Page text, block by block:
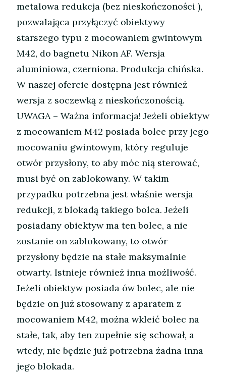
metalowa redukcja (bez nieskończoności ),
pozwalająca przyłączyć obiektywy
starszego typu z mocowaniem gwintowym
M42, do bagnetu Nikon AF. Wersja
aluminiowa, czerniona. Produkcja chińska.
W naszej ofercie dostępna jest również
wersja z soczewką z nieskończonością.
UWAGA – Ważna informacja! Jeżeli obiektyw
z mocowaniem M42 posiada bolec przy jego
mocowaniu gwintowym, który reguluje
otwór przysłony, to aby móc nią sterować,
musi być on zablokowany. W takim
przypadku potrzebna jest właśnie wersja
redukcji, z blokadą takiego bolca. Jeżeli
posiadany obiektyw ma ten bolec, a nie
zostanie on zablokowany, to otwór
przysłony będzie na stałe maksymalnie
otwarty. Istnieje również inna możliwość.
Jeżeli obiektyw posiada ów bolec, ale nie
będzie on już stosowany z aparatem z
mocowaniem M42, można wkleić bolec na
stałe, tak, aby ten zupełnie się schował, a
wtedy, nie będzie już potrzebna żadna inna
jego blokada.